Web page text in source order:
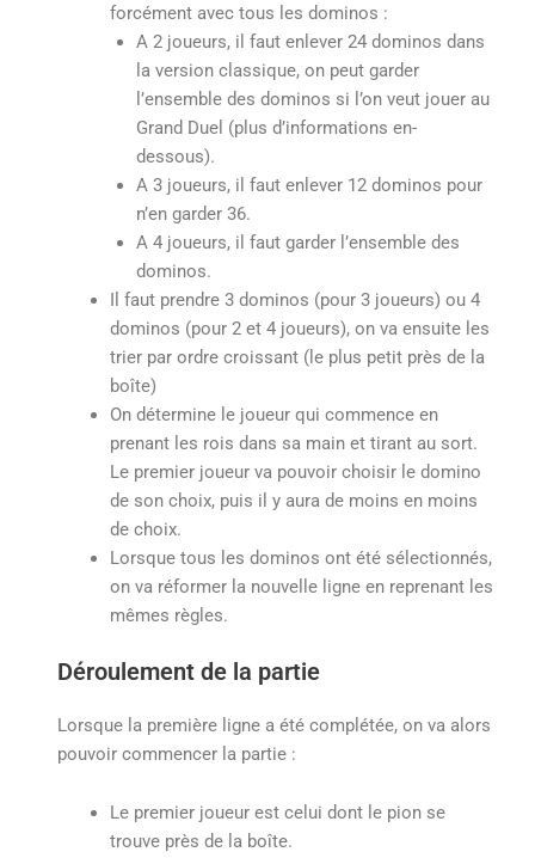
forcément avec tous les dominos :
A 2 joueurs, il faut enlever 24 dominos dans
la version classique, on peut garder
l’ensemble des dominos si l’on veut jouer au
Grand Duel (plus d’informations en-
dessous).
A 3 joueurs, il faut enlever 12 dominos pour
n’en garder 36.
A 4 joueurs, il faut garder l’ensemble des
dominos.
Il faut prendre 3 dominos (pour 3 joueurs) ou 4
dominos (pour 2 et 4 joueurs), on va ensuite les
trier par ordre croissant (le plus petit près de la
boîte)
On détermine le joueur qui commence en
prenant les rois dans sa main et tirant au sort.
Le premier joueur va pouvoir choisir le domino
de son choix, puis il y aura de moins en moins
de choix.
Lorsque tous les dominos ont été sélectionnés,
on va réformer la nouvelle ligne en reprenant les
mêmes règles.
Déroulement de la partie
Lorsque la première ligne a été complétée, on va alors
pouvoir commencer la partie :
Le premier joueur est celui dont le pion se
trouve près de la boîte.